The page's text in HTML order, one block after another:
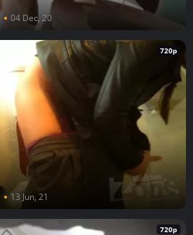
04 Dec, 20
720p
13 Jun, 21
720p